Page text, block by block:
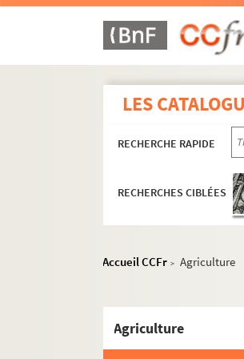
LES
RECHERCHE RAPIDE
RECHERCHES CIBLÉES
Accueil CCFr > Agriculture
Agriculture
MS 1151-1155. Le
MS 1156-1183. La
MS 1184-1186.
MS 1187-1191.
MS 1205-1240.
MS 1241-1250.